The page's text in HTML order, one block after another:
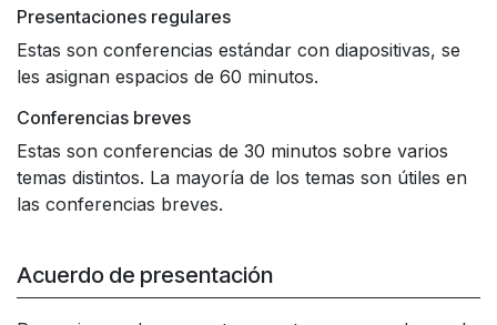
Presentaciones regulares
Estas son conferencias estándar con diapositivas, se
les asignan espacios de 60 minutos.
Conferencias breves
Estas son conferencias de 30 minutos sobre varios
temas distintos. La mayoría de los temas son útiles en
las conferencias breves.
Acuerdo de presentación